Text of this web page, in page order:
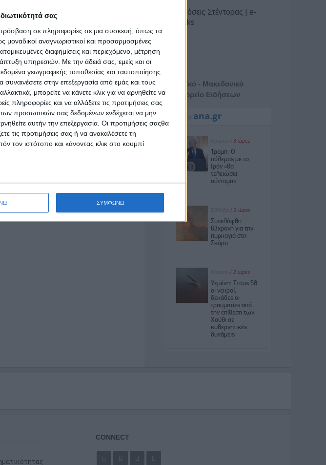
σας
πρόσβαση σε πληροφορίες σε μια συσκευή, όπως τα
αναγνωριστικοί και προσαρμοσμένες
διαφημίσεις και περιεχόμενο, μέτρηση
υπηρεσιών. Με την άδειά σας, εμείς και οι
γεωγραφικής τοποθεσίας και ταυτοποίησης
στην επεξεργασία από εμάς και τους
μπορείτε να κάνετε κλικ για να αρνηθείτε να
πληροφορίες και να αλλάξετε τις προτιμήσεις σας
προσωπικών σας δεδομένων ενδέχεται να μην
αυτήν την επεξεργασία. Οι προτιμήσεις σαςθα
τις προτιμήσεις σας ή να ανακαλέσετε τη
τον ιστότοπο και κάνοντας κλικ στο κουμπί
ΣΥΜΦΩΝΩ
Εκδόσεις Στέντορας | e-
books
Αθηναϊκό - Μακεδονικό
Πρακτορείο Ειδήσεων
CONNECT